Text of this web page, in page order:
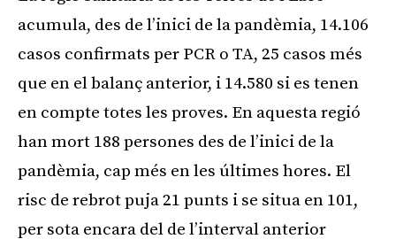
acumula, des de l’inici de la pandèmia, 14.106
casos confirmats per PCR o TA, 25 casos més
que en el balanç anterior, i 14.580 si es tenen
en compte totes les proves. En aquesta regió
han mort 188 persones des de l’inici de la
pandèmia, cap més en les últimes hores. El
risc de rebrot puja 21 punts i se situa en 101,
per sota encara del de l’interval anterior